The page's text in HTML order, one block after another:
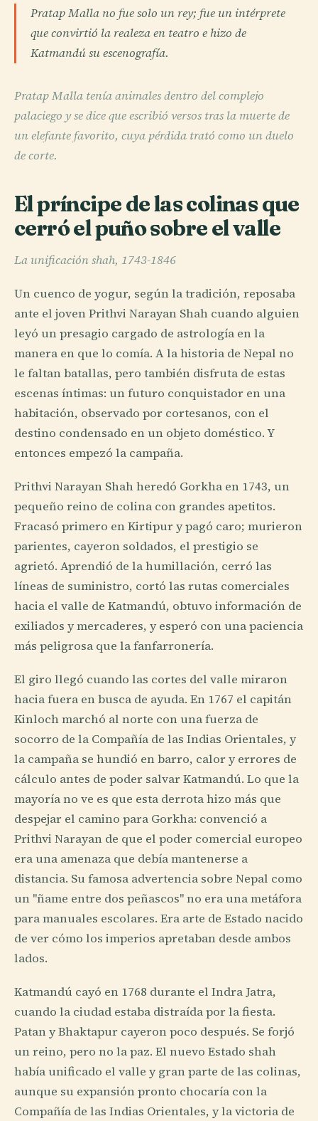
Pratap Malla no fue solo un rey; fue un intérprete
que convirtió la realeza en teatro e hizo de
Katmandú su escenografía.
Pratap Malla tenía animales dentro del complejo
palaciego y se dice que escribió versos tras la muerte de
un elefante favorito, cuya pérdida trató como un duelo
de corte.
El príncipe de las colinas que
cerró el puño sobre el valle
La unificación shah, 1743-1846
Un cuenco de yogur, según la tradición, reposaba
ante el joven Prithvi Narayan Shah cuando alguien
leyó un presagio cargado de astrología en la
manera en que lo comía. A la historia de Nepal no
le faltan batallas, pero también disfruta de estas
escenas íntimas: un futuro conquistador en una
habitación, observado por cortesanos, con el
destino condensado en un objeto doméstico. Y
entonces empezó la campaña.
Prithvi Narayan Shah heredó Gorkha en 1743, un
pequeño reino de colina con grandes apetitos.
Fracasó primero en Kirtipur y pagó caro; murieron
parientes, cayeron soldados, el prestigio se
agrietó. Aprendió de la humillación, cerró las
líneas de suministro, cortó las rutas comerciales
hacia el valle de Katmandú, obtuvo información de
exiliados y mercaderes, y esperó con una paciencia
más peligrosa que la fanfarronería.
El giro llegó cuando las cortes del valle miraron
hacia fuera en busca de ayuda. En 1767 el capitán
Kinloch marchó al norte con una fuerza de
socorro de la Compañía de las Indias Orientales, y
la campaña se hundió en barro, calor y errores de
cálculo antes de poder salvar Katmandú. Lo que la
mayoría no ve es que esta derrota hizo más que
despejar el camino para Gorkha: convenció a
Prithvi Narayan de que el poder comercial europeo
era una amenaza que debía mantenerse a
distancia. Su famosa advertencia sobre Nepal como
un "ñame entre dos peñascos" no era una metáfora
para manuales escolares. Era arte de Estado nacido
de ver cómo los imperios apretaban desde ambos
lados.
Katmandú cayó en 1768 durante el Indra Jatra,
cuando la ciudad estaba distraída por la fiesta.
Patan y Bhaktapur cayeron poco después. Se forjó
un reino, pero no la paz. El nuevo Estado shah
había unificado el valle y gran parte de las colinas,
aunque su expansión pronto chocaría con la
Compañía de las Indias Orientales, y la victoria de